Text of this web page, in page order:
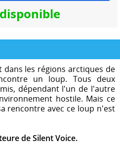
les régions arctiques de
un loup. Tous deux
dépendant l'un de l'autre
hostile. Mais ce
rencontre avec ce loup n'est
de Silent Voice.